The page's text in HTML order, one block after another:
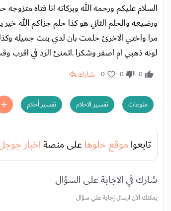
ورضيعه والحلم الثاني هو كذا حلم جزاكم الله
مرا واختي الاخرئ حلمت بان لدي بنت جميله
لونه ذهبي ام اصفر وشكرا .اتمنئ الرد في اقرب
0
0
0 شارك
منوعات تفسير الاحلام تفسير أحلام
تابعوا موقع حلوهاعلى منصةاخبار
شارك في الاجابة على السؤال
يمكنك الآن ارسال إجابة علي سؤال